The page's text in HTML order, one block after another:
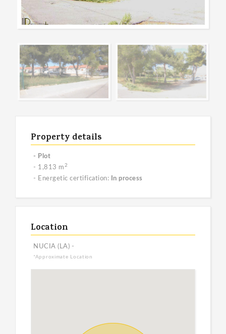
Property details
- Plot
- 1,813 m 2
- Energetic certification: In process
Location
NUCIA (LA) -
*Approximate Location